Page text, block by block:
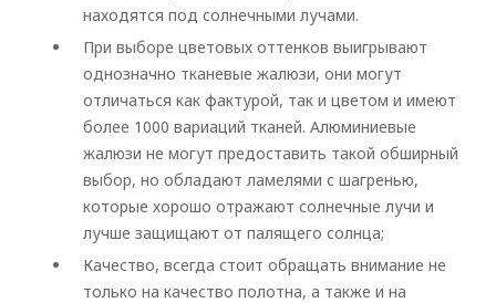
находятся под солнечными лучами.
При выборе цветовых оттенков выигрывают
однозначно тканевые жалюзи, они могут
отличаться как фактурой, так и цветом и имеют
более 1000 вариаций тканей. Алюминиевые
жалюзи не могут предоставить такой обширный
выбор, но обладают ламелями с шагренью,
которые хорошо отражают солнечные лучи и
лучше защищают от палящего солнца;
Качество, всегда стоит обращать внимание не
только на качество полотна, а также и на